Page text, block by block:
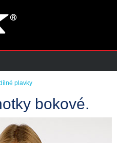
plavky
bokové.